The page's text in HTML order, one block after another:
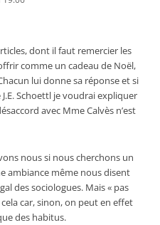
dont il faut remercier les
comme un cadeau de Noël,
lui donne sa réponse et si
Schoettl je voudrai expliquer
avec Mme Calvès n’est
nous si nous cherchons un
ambiance même nous disent
des sociologues. Mais « pas
car, sinon, on peut en effet
des habitus.